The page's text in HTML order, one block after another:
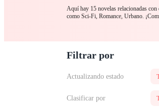
Aquí hay 15 novelas relacionadas
como Sci-Fi, Romance, Urbano.
Filtrar por
Actualizando estado
Clasificar por